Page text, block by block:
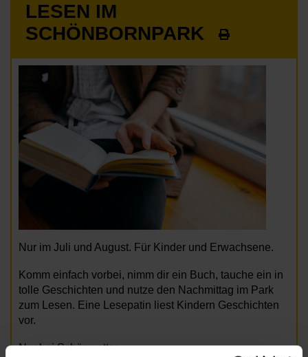
LESEN IM
SCHÖNBORNPARK
Nur im Juli und August. Für Kinder und Erwachsene.
Komm einfach vorbei, nimm dir ein Buch, tauche ein in
tolle Geschichten und nutze den Nachmittag im Park
zum Lesen. Eine Lesepatin liest Kindern Geschichten
vor.
Nur bei Schönwetter.